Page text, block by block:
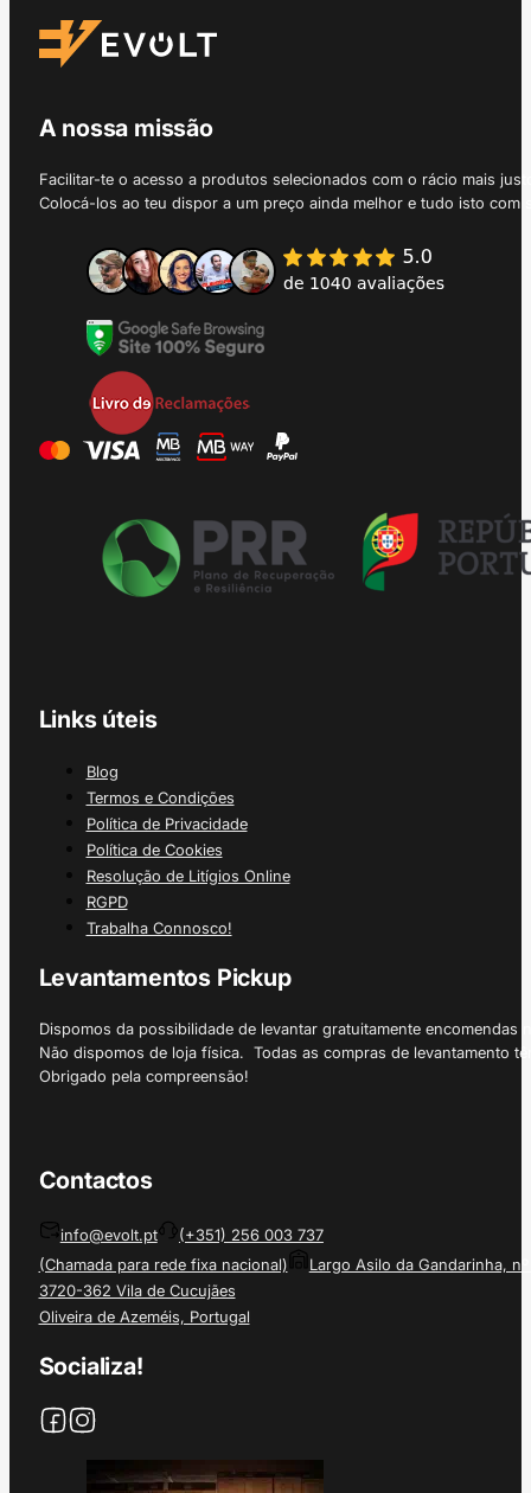
A nossa missão
Facilitar-te o acesso a produtos selecionados com o rácio mais
Colocá-los ao teu dispor a um preço ainda melhor e tudo isto
Links úteis
Blog
Termos e Condições
Política de Privacidade
Política de Cookies
Resolução de Litígios Online
RGPD
Trabalha Connosco!
Levantamentos Pickup
Dispomos da possibilidade de levantar gratuitamente
Não dispomos de loja física. Todas as compras de levantamento
Obrigado pela compreensão!
Contactos
info@evolt.pt
(+351) 256 003 737
(Chamada para rede fixa nacional)
Largo Asilo da Gandarinha, nº
3720-362 Vila de Cucujães
Oliveira de Azeméis, Portugal
Socializa!